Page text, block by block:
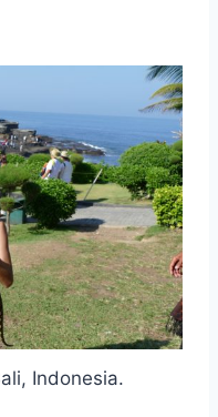
Indonesia.